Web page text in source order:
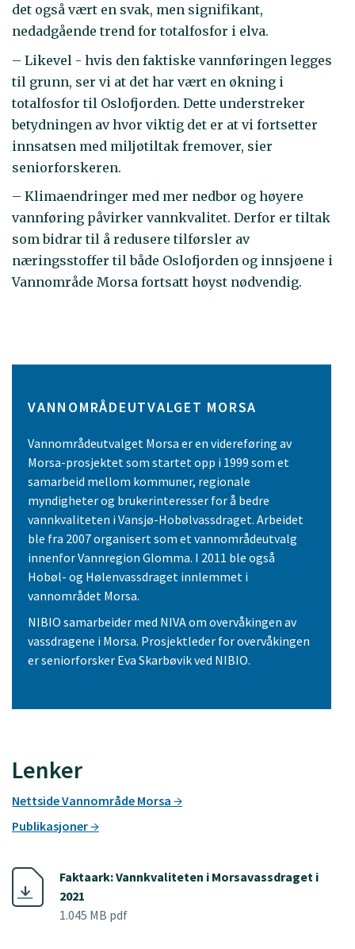
det også vært en svak, men signifikant,
nedadgående trend for totalfosfor i elva.
– Likevel - hvis den faktiske vannføringen legges
til grunn, ser vi at det har vært en økning i
totalfosfor til Oslofjorden. Dette understreker
betydningen av hvor viktig det er at vi fortsetter
innsatsen med miljøtiltak fremover, sier
seniorforskeren.
– Klimaendringer med mer nedbør og høyere
vannføring påvirker vannkvalitet. Derfor er tiltak
som bidrar til å redusere tilførsler av
næringsstoffer til både Oslofjorden og innsjøene i
Vannområde Morsa fortsatt høyst nødvendig.
VANNOMRÅDEUTVALGET MORSA
Vannområdeutvalget Morsa er en videreføring av
Morsa-prosjektet som startet opp i 1999 som et
samarbeid mellom kommuner, regionale
myndigheter og brukerinteresser for å bedre
vannkvaliteten i Vansjø-Hobølvassdraget. Arbeidet
ble fra 2007 organisert som et vannområdeutvalg
innenfor Vannregion Glomma. I 2011 ble også
Hobøl- og Hølenvassdraget innlemmet i
vannområdet Morsa.
NIBIO samarbeider med NIVA om overvåkingen av
vassdragene i Morsa. Prosjektleder for overvåkingen
er seniorforsker Eva Skarbøvik ved NIBIO.
Lenker
Nettside Vannområde Morsa
Publikasjoner
Faktaark: Vannkvaliteten i Morsavassdraget i
2021
1.045 MB pdf